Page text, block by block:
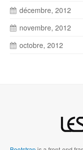
décembre, 2012
novembre, 2012
octobre, 2012